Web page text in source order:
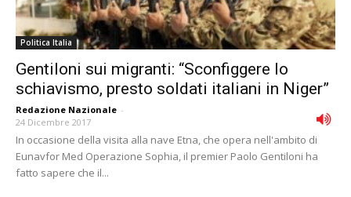
Politica Italia
Gentiloni sui migranti: “Sconfiggere lo
schiavismo, presto soldati italiani in Niger”
Redazione Nazionale -
24 Dicembre 2017
In occasione della visita alla nave Etna, che opera nell'ambito di
Eunavfor Med Operazione Sophia, il premier Paolo Gentiloni ha
fatto sapere che il...